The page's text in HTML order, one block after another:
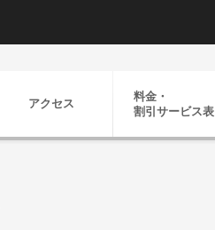
アクセス
料金・
割引 サービス表